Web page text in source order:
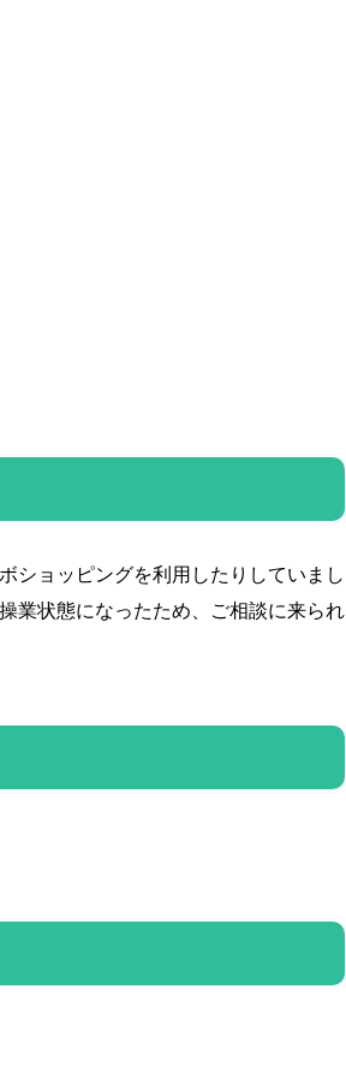
ショッピングを利用したりしていまし
業状態になったため、ご相談に来られ